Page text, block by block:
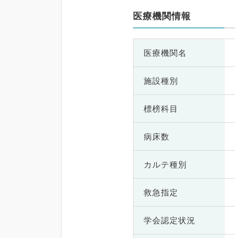
医療機関情報
医療機関名
施設種別
標榜科目
病床数
カルテ種別
救急指定
学会認定状況